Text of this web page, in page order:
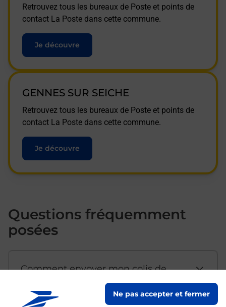
Ne pas accepter et fermer
Retrouvez tous les bureaux de Poste et points de
contact La Poste dans cette commune.
Je découvre
GENNES SUR SEICHE
Retrouvez tous les bureaux de Poste et points de
contact La Poste dans cette commune.
Je découvre
Questions fréquemment
posées
Comment envoyer mon colis de